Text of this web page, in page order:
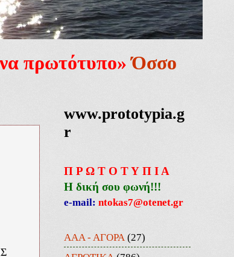
πρωτότυπο» Όσσο
www.prototypia.g
r
Π Ρ Ω Τ Ο Τ Υ Π Ι Α
Η δική σου φωνή!!!
e-mail: ntokas7@otenet.gr
ΑΑΑ - ΑΓΟΡΑ (27)